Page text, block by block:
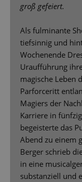
groß gefeiert.
Als fulminante
tiefsinnig und
Wochenende
Uraufführung
magische Leben
Parforceritt
Magiers der
Karriere in
begeisterte das
Abend zu einem
Berger schrieb
in eine
substanziell und